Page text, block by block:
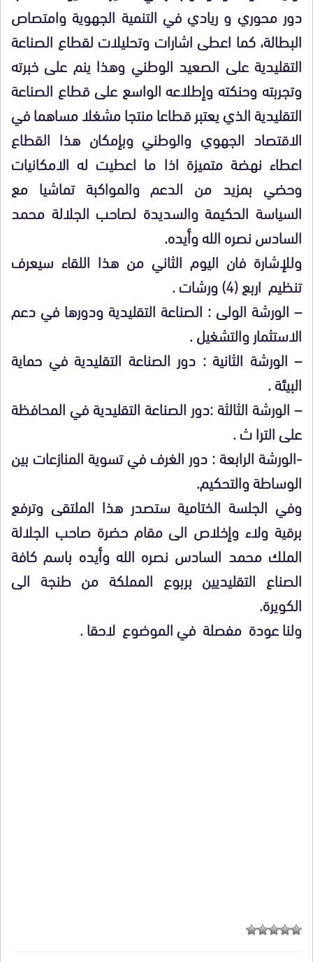
دور محوري و ريادي في التنمية الجهوية وامتصاص
البطالة، كما اعطى اشارات وتحليلات لقطاع الصناعة
التقليدية على الصعيد الوطني وهذا ينم على خبرته
وتجربته وحنكته وإطلاعه الواسع على قطاع الصناعة
التقليدية الذي يعتبر قطاعا منتجا مشغلا مساهما في
الاقتصاد الجهوي والوطني وبإمكان هذا القطاع
اعطاء نهضة متميزة اذا ما اعطيت له الامكانيات
وحضي بمزيد من الدعم والمواكبة تماشيا مع
السياسة الحكيمة والسديدة لصاحب الجلالة محمد
السادس نصره الله وأيده.
وللإشارة فان اليوم الثاني من هذا اللقاء سيعرف
تنظيم اربع (4) ورشات .
– الورشة الولى : الصناعة التقليدية ودورها في دعم
الاستثمار والتشغيل .
– الورشة الثانية : دور الصناعة التقليدية في حماية
البيئة .
– الورشة الثالثة :دور الصناعة التقليدية في المحافظة
على الترا ث .
-الورشة الرابعة : دور الغرف في تسوية المنازعات بين
الوساطة والتحكيم.
وفي الجلسة الختامية ستصدر هذا الملتقى وترفع
برقية ولاء وإخلاص الى مقام حضرة صاحب الجلالة
الملك محمد السادس نصره الله وأيده باسم كافة
الصناع التقليديين بربوع المملكة من طنجة الى
الكويرة.
ولنا عودة مفصلة في الموضوع لاحقا .